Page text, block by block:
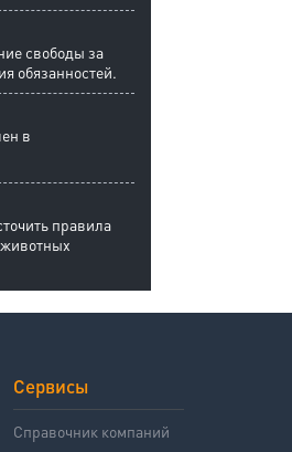
свободы за
обязанностей.
в
правила
Сервисы
Справочник компаний